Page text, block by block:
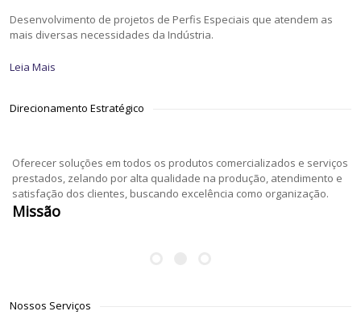
Desenvolvimento de projetos de Perfis Especiais que atendem as
mais diversas necessidades da Indústria.
Leia Mais
Direcionamento Estratégico
Oferecer soluções em todos os produtos comercializados e serviços
prestados, zelando por alta qualidade na produção, atendimento e
satisfação dos clientes, buscando excelência como organização.
Missão
Nossos Serviços